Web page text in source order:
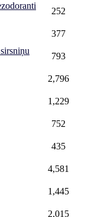
252
377
793
2,796
1,229
752
435
4,581
1,445
2,015